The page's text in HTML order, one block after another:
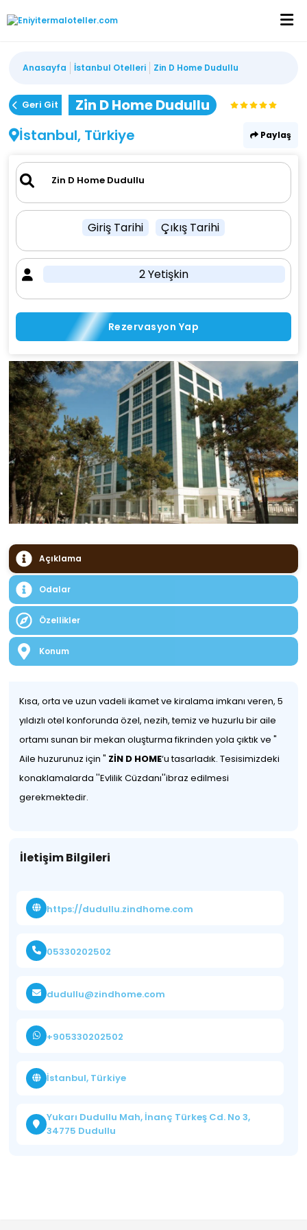
Anasayfa İstanbul Otelleri Zin D Home Dudullu
Geri Git
Zin D Home Dudullu
İstanbul, Türkiye
Paylaş
Giriş Tarihi Çıkış Tarihi
2 Yetişkin
Rezervasyon Yap
Açıklama
Odalar
Özellikler
Konum
Kısa, orta ve uzun vadeli ikamet ve kiralama imkanı veren, 5
yıldızlı otel konforunda özel, nezih, temiz ve huzurlu bir aile
ortamı sunan bir mekan oluşturma fikrinden yola çıktık ve "
Aile huzurunuz için " ZİN D HOME‘u tasarladık. Tesisimizdeki
konaklamalarda ''Evlilik Cüzdanı''ibraz edilmesi
gerekmektedir.
İletişim Bilgileri
https://dudullu.zindhome.com
05330202502
dudullu@zindhome.com
+905330202502
İstanbul, Türkiye
Yukarı Dudullu Mah, İnanç Türkeş Cd. No 3,
34775 Dudullu